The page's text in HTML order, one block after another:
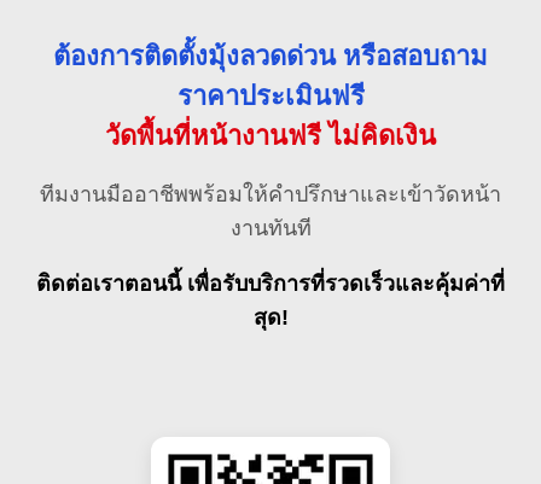
ต้องการติดตั้งมุ้งลวดด่วน หรือสอบถาม
ราคาประเมินฟรี
วัดพื้นที่หน้างานฟรี ไม่คิดเงิน
ทีมงานมืออาชีพพร้อมให้คำปรึกษาและเข้าวัดหน้า
งานทันที
ติดต่อเราตอนนี้ เพื่อรับบริการที่รวดเร็วและคุ้มค่าที่
สุด!